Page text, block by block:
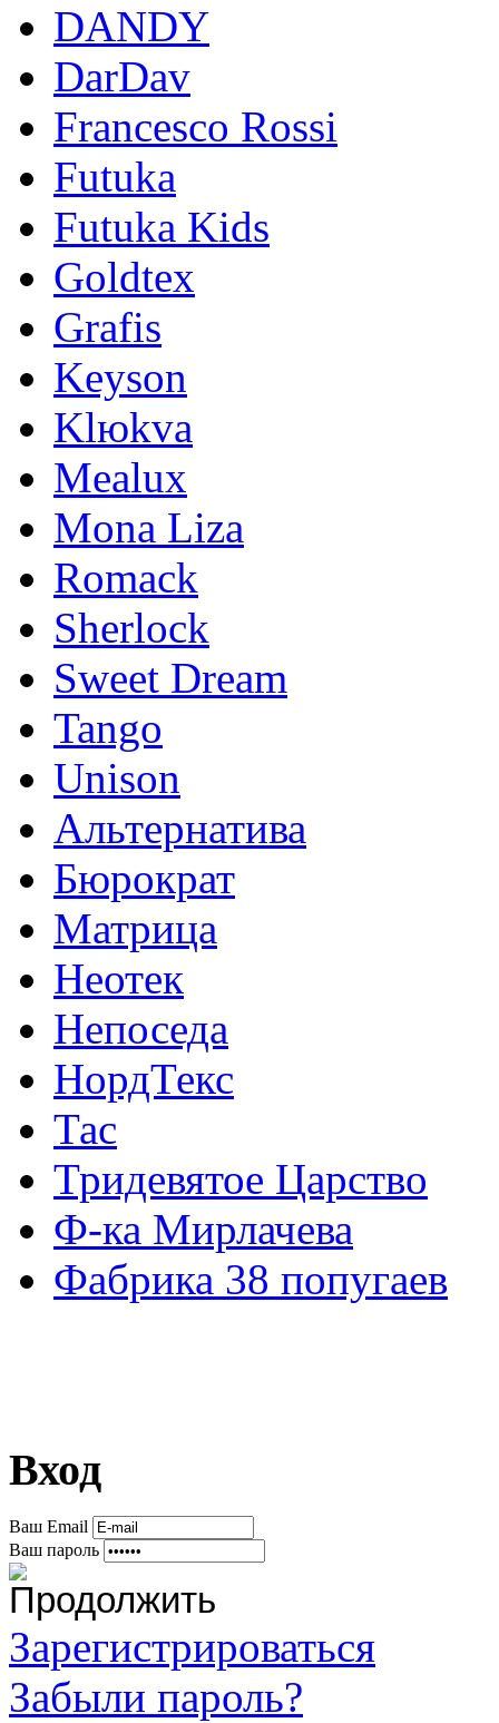
DANDY
DarDav
Francesco Rossi
Futuka
Futuka Kids
Goldtex
Grafis
Keyson
Klюkva
Mealux
Mona Liza
Romack
Sherlock
Sweet Dream
Tango
Unison
Альтернатива
Бюрократ
Матрица
Неотек
Непоседа
НордТекс
Тас
Тридевятое Царство
Ф-ка Мирлачева
Фабрика 38 попугаев
Вход
Ваш Email
Ваш пароль
Зарегистрироваться
Забыли пароль?